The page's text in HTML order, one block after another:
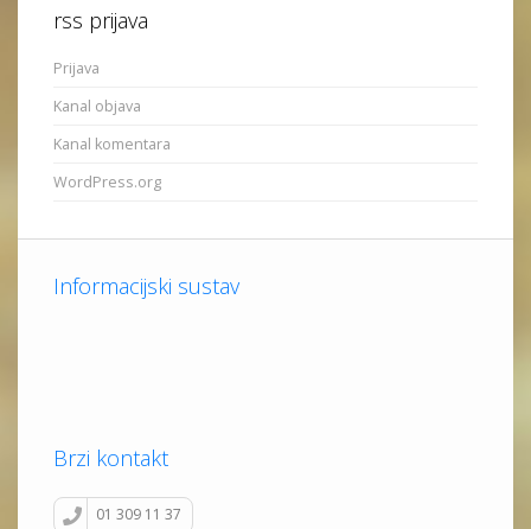
rss prijava
Prijava
Kanal objava
Kanal komentara
WordPress.org
Informacijski sustav
Brzi kontakt
01 309 11 37